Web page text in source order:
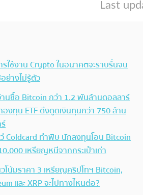
ใช้งาน Crypto ในอนาคตจะราบรื่นจน
ย่างไม่รู้ตัว
นซื้อ Bitcoin กว่า 1.2 พันล้านดอลลาร์
งทุน ETF ดึงดูดเงินทุนกว่า 750 ล้าน
Coldcard ทำพิษ นักลงทุนโอน Bitcoin
เหรียญหนีจากกระเป๋าเก่า
โน้มราคา 3 เหรียญคริปโทฯ Bitcoin,
และ XRP จะไปทางไหนต่อ?